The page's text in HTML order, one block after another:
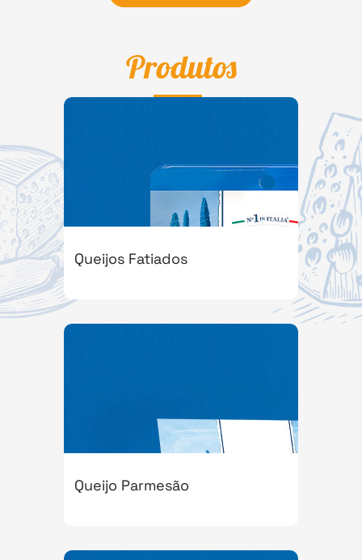
Produtos
Queijos Fatiados
Queijo Parmesão